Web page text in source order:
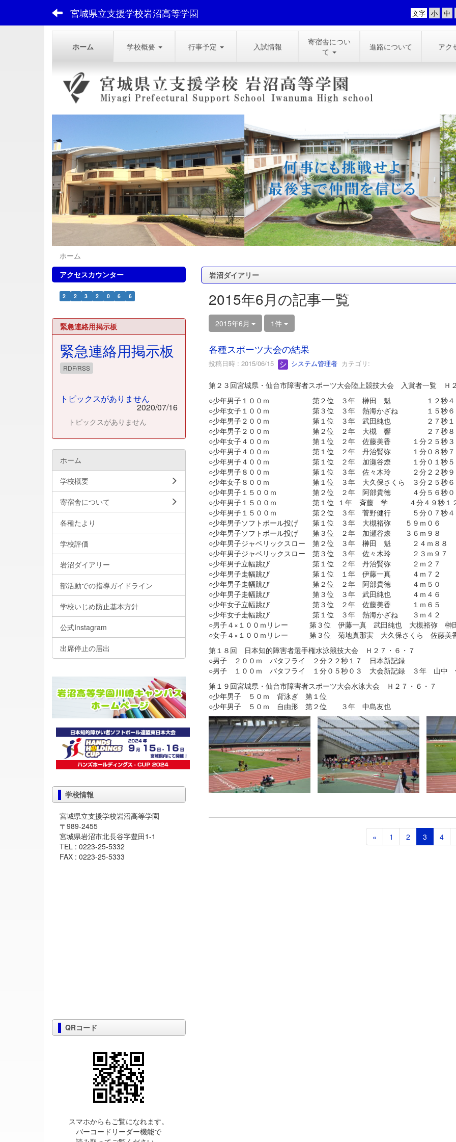
宮城県立支援学校岩沼高等学園 文字
ホーム 学校概要 行事予定 入試情報
寄宿舎につい
て
進路について アク
ホーム
岩沼ダイアリー
2015年6月の記事一覧
2015年6月 1件
各種スポーツ大会の結果
投稿日時 : 2015/06/15 システム管理者カテゴリ:
第２３回宮城県・仙台市障害者スポーツ大会陸上競技大会 入賞者一覧 Ｈ
○少年男子１００ｍ 第２位 ３年 榊田 魁 １２秒４
○少年女子１００ｍ 第３位 ３年 熱海かざね １５秒６
○少年男子２００ｍ 第１位 ３年 武田純也 ２７秒１
○少年男子２００ｍ 第２位 ２年 大槻 響 ２７秒８
○少年女子４００ｍ 第１位 ２年 佐藤美香 １分２５秒３
○少年男子４００ｍ 第１位 ２年 丹治賢弥 １分０８秒７
○少年男子４００ｍ 第１位 ２年 加瀬谷燎 １分０１秒５
○少年男子８００ｍ 第１位 ３年 佐々木玲 ２分２２秒９
○少年女子８００ｍ 第１位 ３年 大久保さくら ３分２５秒６
○少年男子１５００ｍ 第２位 ２年 阿部貴徳 ４分５６秒０
○少年男子１５００ｍ 第１位 １年 斉藤 学 ４分４９秒１
○少年男子１５００ｍ 第２位 ３年 菅野健行 ５分０７秒４
○少年男子ソフトボール投げ 第１位 ３年 大槻裕弥 ５９ｍ０６
○少年男子ソフトボール投げ 第３位 ２年 加瀬谷燎 ３６ｍ９８
○少年男子ジャベリックスロー 第２位 ３年 榊田 魁 ２４ｍ８８
○少年男子ジャベリックスロー 第３位 ３年 佐々木玲 ２３ｍ９７
○少年男子立幅跳び 第１位 ２年 丹治賢弥 ２ｍ２７
○少年男子走幅跳び 第１位 １年 伊藤一真 ４ｍ７２
○少年男子走幅跳び 第２位 ２年 阿部貴徳 ４ｍ５０
○少年男子走幅跳び 第３位 ３年 武田純也 ４ｍ４６
○少年女子立幅跳び 第３位 ２年 佐藤美香 １ｍ６５
○少年女子走幅跳び 第１位 ３年 熱海かざね ３ｍ４２
○男子４×１００ｍリレー 第３位 伊藤一真 武田純也 大槻裕弥 榊
○女子４×１００ｍリレー 第３位 菊地真那実 大久保さくら 佐藤美
第１８回 日本知的障害者選手権水泳競技大会 Ｈ２７・６・７
○男子 ２００ｍ バタフライ ２分２２秒１７ 日本新記録
○男子 １００ｍ バタフライ １分０５秒０３ 大会新記録 ３年 山中
第１９回宮城県・仙台市障害者スポーツ大会水泳大会 Ｈ２７・６・７
○少年男子 ５０ｍ 背泳ぎ 第１位
○少年男子 ５０ｍ 自由形 第２位 ３年 中島友也
« 1 2 3 4
アクセスカウンター
2 2 3 2 0 6 6
緊急連絡用掲示板
緊急連絡用掲示板
RDF/RSS
トピックスがありません
2020/07/16
トピックスがありません
ホーム
学校概要
寄宿舎について
各種たより
学校評価
岩沼ダイアリー
部活動での指導ガイドライン
学校いじめ防止基本方針
公式Instagram
出席停止の届出
学校情報
宮城県立支援学校岩沼高等学園
〒989-2455
宮城県岩沼市北長谷字豊田1-1
TEL : 0223-25-5332
FAX : 0223-25-5333
QRコード
スマホからもご覧になれます。
バーコードリーダー機能で